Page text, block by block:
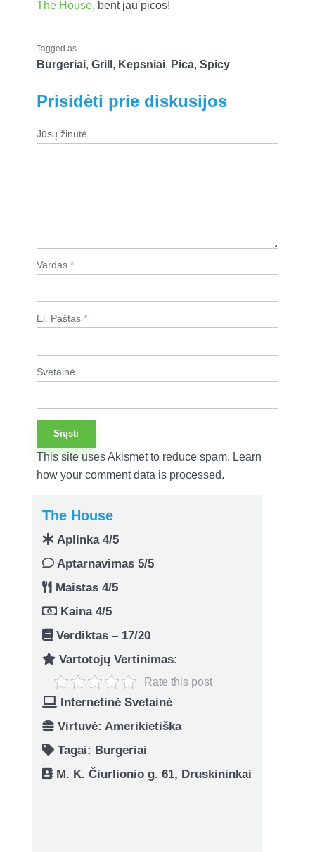
The House, bent jau picos!
Tagged as
Burgeriai, Grill , Kepsniai, Pica, Spicy
Prisidėti prie diskusijos
Jūsų žinutė
Vardas *
El. Paštas *
Svetainė
This site uses Akismet to reduce spam. Learn
how your comment data is processed.
The House
Aplinka 4/5
Aptarnavimas 5/5
Maistas 4/5
Kaina 4/5
Verdiktas – 17/20
Vartotojų Vertinimas:
Rate this post
Internetinė Svetainė
Virtuvė: Amerikietiška
Tagai: Burgeriai
M. K. Čiurlionio g. 61, Druskininkai